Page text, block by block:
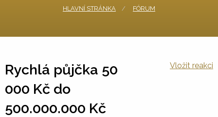
HLAVNÍ STRÁNKA FÓRUM
Rychlá půjčka 50
000 Kč do
500.000.000 Kč
Vložit reakci